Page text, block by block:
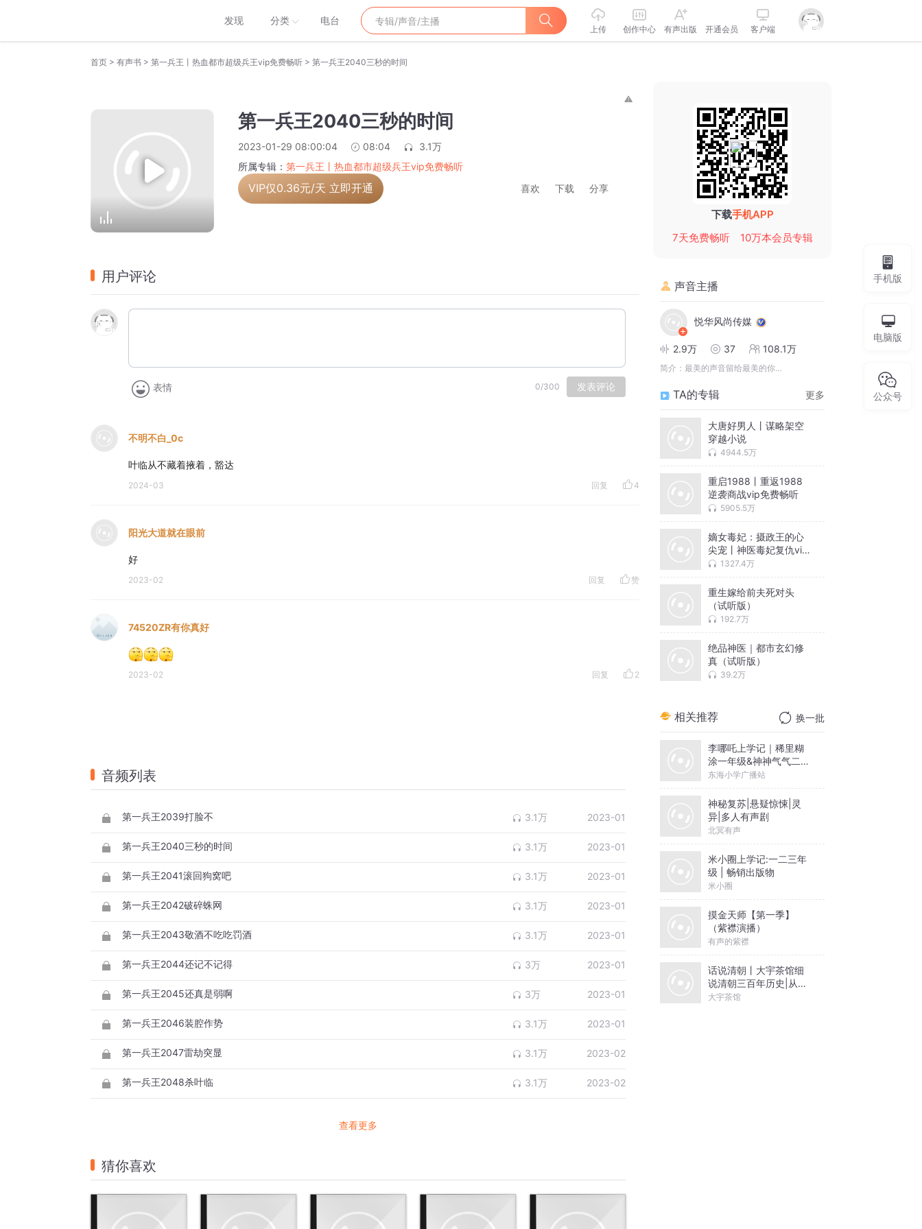
发现 分类 电台
上传 创作中心 有声出版 开通会员 客户端
首页 > 有声书 > 第一兵王丨热血都市超级兵王vip免费畅听 > 第一兵王2040三秒的时间
第一兵王2040三秒的时间
2023-01-29 08:00:04 08:04
3.1万
所属专辑： 第一兵王丨热血都市超级兵王vip免费畅听
VIP仅0.36元/天 立即开通 喜欢 下载 分享
用户评论
表情 0/300 发表评论
不明不白_0c
叶临从不藏着掖着，豁达
2024-03 回复 4
阳光大道就在眼前
好
2023-02 回复 赞
74520ZR有你真好
2023-02 回复 2
音频列表
第一兵王2039打脸不 3.1万 2023-01
第一兵王2040三秒的时间 3.1万 2023-01
第一兵王2041滚回狗窝吧 3.1万 2023-01
第一兵王2042破碎蛛网 3.1万 2023-01
第一兵王2043敬酒不吃吃罚酒 3.1万 2023-01
第一兵王2044还记不记得 3万 2023-01
第一兵王2045还真是弱啊 3万 2023-01
第一兵王2046装腔作势 3.1万 2023-01
第一兵王2047雷劫突显 3.1万 2023-02
第一兵王2048杀叶临 3.1万 2023-02
查看更多
猜你喜欢
下载手机APP
7天免费畅听
10万本会员专辑
声音主播
悦华风尚传媒
2.9万 37 108.1万
简介： 最美的声音留给最美的你…
TA的专辑 更多
大唐好男人丨谋略架空
穿越小说
4944.5万
重启1988丨重返1988
逆袭商战vip免费畅听
5905.5万
嫡女毒妃：摄政王的心
尖宠丨神医毒妃复仇vip
免费1327.4万
重生嫁给前夫死对头
（试听版）
192.7万
绝品神医｜都市玄幻修
真（试听版）
39.2万
相关推荐 换一批
李哪吒上学记｜稀里糊
涂一年级&神神气气二年
级
东海小学广播站
神秘复苏|悬疑惊悚|灵
异|多人有声剧
北冥有声
米小圈上学记:一二三年
级 | 畅销出版物
米小圈
摸金天师【第一季】
（紫襟演播）
有声的紫襟
话说清朝丨大宇茶馆细
说清朝三百年历史|从努
尔哈赤到末代皇帝溥仪|
大宇茶馆
手机版
电脑版
公众号